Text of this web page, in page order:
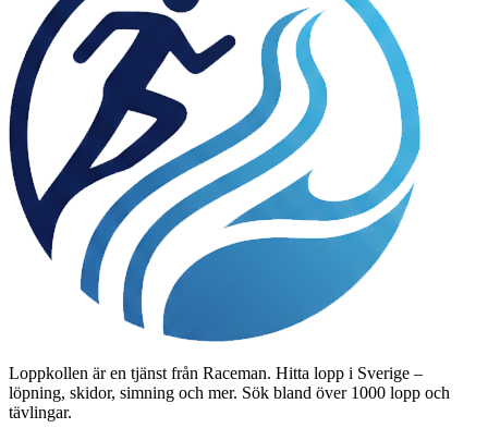
Loppkollen är en tjänst från Raceman. Hitta lopp i Sverige –
löpning, skidor, simning och mer. Sök bland över 1000 lopp och
tävlingar.